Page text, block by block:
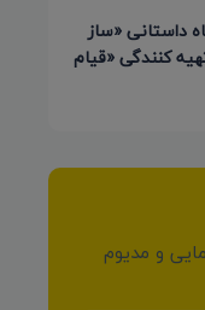
داستانی «ساز
کنندگی «قیام
و مدیوم